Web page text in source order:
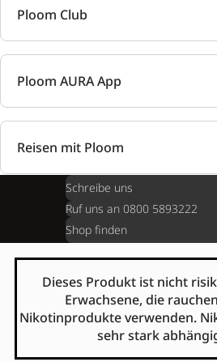
Ploom Club
Ploom AURA App
Reisen mit Ploom
Schreibe uns
Ruf uns an 0800 5893222
Shop finden
Dieses Produkt ist nicht
Erwachsene, die
Nikotinprodukte verwenden.
sehr stark